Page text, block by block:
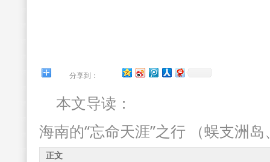
分享到：
本文导读：
海南的“忘命天涯”之行 （蜈支洲
正文